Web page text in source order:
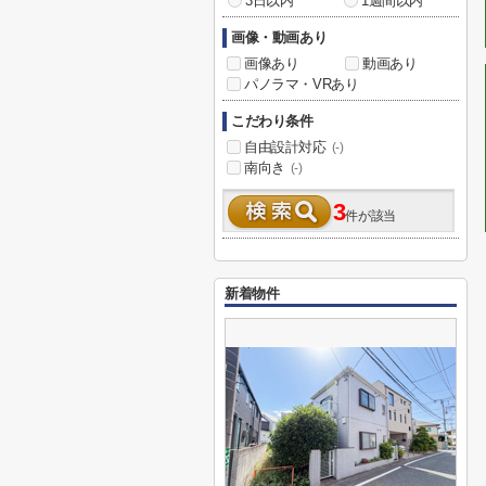
画像・動画あり
画像あり
動画あり
パノラマ・VRあり
こだわり条件
自由設計対応 (-)
南向き (-)
3件が該当
新着物件